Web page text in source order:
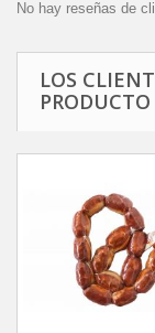
No hay reseñas de
LOS